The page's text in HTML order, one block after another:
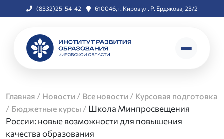
(8332)25-54-42 610046, г. Киров ул. Р. Ердякова, 23/2
Главная / Новости / Все новости / Курсовая подготовка
/ Бюджетные курсы / Школа Минпросвещения
России: новые возможности для повышения
качества образования